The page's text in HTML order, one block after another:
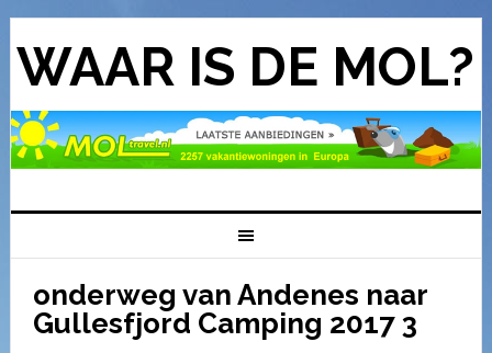
WAAR IS DE MOL?
onderweg van Andenes naar
Gullesfjord Camping 2017 3